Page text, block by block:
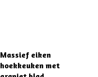
Massief eiken
hoekkeuken met